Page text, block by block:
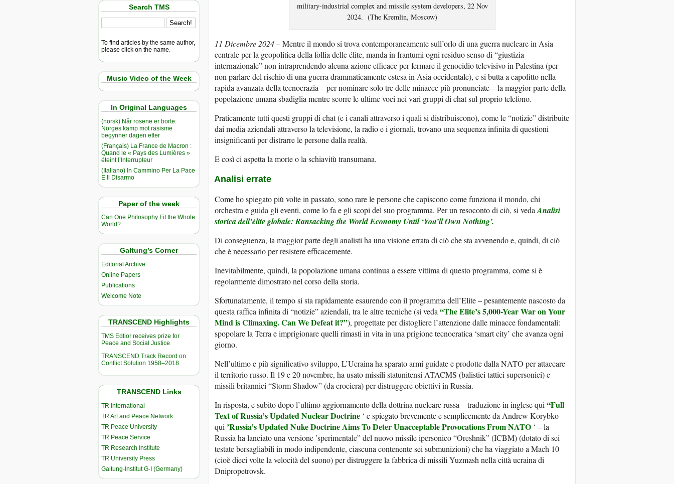
Search TMS
To find articles by the same author,
please click on the name.
Music Video of the Week
In Original Languages
(norsk) Når rosene er borte:
Norges kamp mot rasisme
begynner dagen etter
(Français) La France de Macron :
Quand le « Pays des Lumières »
éteint l’Interrupteur
(Italiano) In Cammino Per La Pace
E Il Disarmo
Paper of the week
Can One Philosophy Fit the Whole
World?
Galtung’s Corner
Editorial Archive
Online Papers
Publications
Welcome Note
TRANSCEND Highlights
TMS Edtior receives prize for
Peace and Social Justice
TRANSCEND Track Record on
Conflict Solution 1958–2018
TRANSCEND Links
TR International
TR Art and Peace Network
TR Peace University
TR Peace Service
TR Research Institute
TR University Press
Galtung-Institut G-I (Germany)
military-industrial complex and missile system developers, 22 Nov
2024. (The Kremlin, Moscow)
11 Dicembre 2024– Mentre il mondo si trova contemporaneamente sull’orlo di una guerra nucleare in Asia
centrale per la geopolitica della follia delle élite, manda in frantumi ogni residuo senso di “giustizia
internazionale” non intraprendendo alcuna azione efficace per fermare il genocidio televisivo in Palestina (per
non parlare del rischio di una guerra drammaticamente estesa in Asia occidentale), e si butta a capofitto nella
rapida avanzata della tecnocrazia – per nominare solo tre delle minacce più pronunciate – la maggior parte della
popolazione umana sbadiglia mentre scorre le ultime voci nei vari gruppi di chat sul proprio telefono.
Praticamente tutti questi gruppi di chat (e i canali attraverso i quali si distribuiscono), come le “notizie” distribuite
dai media aziendali attraverso la televisione, la radio e i giornali, trovano una sequenza infinita di questioni
insignificanti per distrarre le persone dalla realtà.
E così ci aspetta la morte o la schiavitù transumana.
Analisi errate
Come ho spiegato più volte in passato, sono rare le persone che capiscono come funziona il mondo, chi
orchestra e guida gli eventi, come lo fa e gli scopi del suo programma. Per un resoconto di ciò, si veda Analisi
storica dell’élite globale: Ransacking the World Economy Until ‘You’ll Own Nothing’.
Di conseguenza, la maggior parte degli analisti ha una visione errata di ciò che sta avvenendo e, quindi, di ciò
che è necessario per resistere efficacemente.
Inevitabilmente, quindi, la popolazione umana continua a essere vittima di questo programma, come si è
regolarmente dimostrato nel corso della storia.
Sfortunatamente, il tempo si sta rapidamente esaurendo con il programma dell’Elite – pesantemente nascosto da
questa raffica infinita di “notizie” aziendali, tra le altre tecniche (si veda “The Elite’s 5,000-Year War on Your
Mind is Climaxing.Can We Defeat it?”), progettate per distogliere l’attenzione dalle minacce fondamentali:
spopolare la Terra e imprigionare quelli rimasti in vita in una prigione tecnocratica ‘smart city’ che avanza ogni
giorno.
Nell’ultimo e più significativo sviluppo, L’Ucraina ha sparato armi guidate e prodotte dalla NATO per attaccare
il territorio russo. Il 19 e 20 novembre, ha usato missili statunitensi ATACMS (balistici tattici supersonici) e
missili britannici “Storm Shadow” (da crociera) per distruggere obiettivi in Russia.
In risposta, e subito dopo l’ultimo aggiornamento della dottrina nucleare russa – traduzione in inglese qui “Full
Text of Russia’s Updated Nuclear Doctrine ‘ e spiegato brevemente e semplicemente da Andrew Korybko
qui ’Russia’s Updated Nuke Doctrine Aims To Deter Unacceptable Provocations From NATO ‘ – la
Russia ha lanciato una versione ’sperimentale” del nuovo missile ipersonico “Oreshnik” (ICBM) (dotato di sei
testate bersagliabili in modo indipendente, ciascuna contenente sei submunizioni) che ha viaggiato a Mach 10
(cioè dieci volte la velocità del suono) per distruggere la fabbrica di missili Yuzmash nella città ucraina di
Dnipropetrovsk.